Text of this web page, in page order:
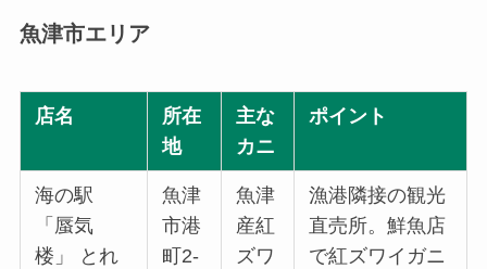
魚津市エリア
店名
所在
地
主な
カニ
ポイント
海の駅
「蜃気
楼」 とれ
魚津
市港
町2-
魚津
産紅
ズワ
漁港隣接の観光
直売所。鮮魚店
で紅ズワイガニ